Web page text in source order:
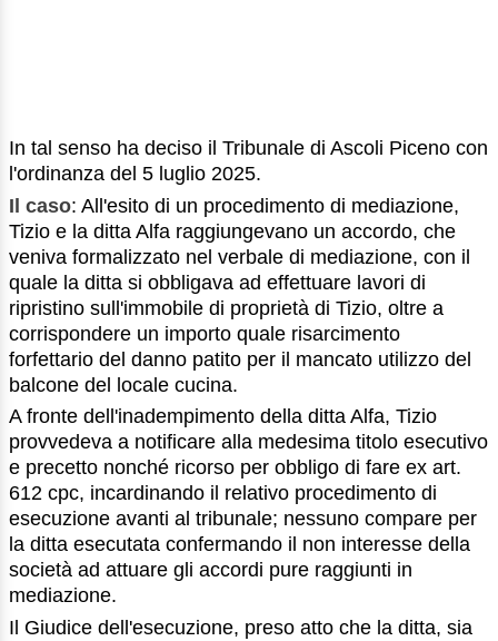
In tal senso ha deciso il Tribunale di Ascoli Piceno con
l'ordinanza del 5 luglio 2025.
Il caso: All'esito di un procedimento di mediazione,
Tizio e la ditta Alfa raggiungevano un accordo, che
veniva formalizzato nel verbale di mediazione, con il
quale la ditta si obbligava ad effettuare lavori di
ripristino sull'immobile di proprietà di Tizio, oltre a
corrispondere un importo quale risarcimento
forfettario del danno patito per il mancato utilizzo del
balcone del locale cucina.
A fronte dell'inadempimento della ditta Alfa, Tizio
provvedeva a notificare alla medesima titolo esecutivo
e precetto nonché ricorso per obbligo di fare ex art.
612 cpc, incardinando il relativo procedimento di
esecuzione avanti al tribunale; nessuno compare per
la ditta esecutata confermando il non interesse della
società ad attuare gli accordi pure raggiunti in
mediazione.
Il Giudice dell'esecuzione, preso atto che la ditta, sia